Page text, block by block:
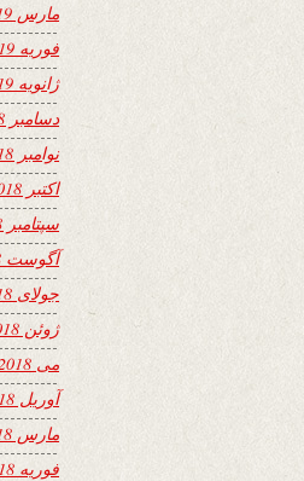
مارس 2019
فوریه 2019
ژانویه 2019
دسامبر 2018
نوامبر 2018
اکتبر 2018
سپتامبر 2018
آگوست 2018
جولای 2018
ژوئن 2018
می 2018
آوریل 2018
مارس 2018
فوریه 2018